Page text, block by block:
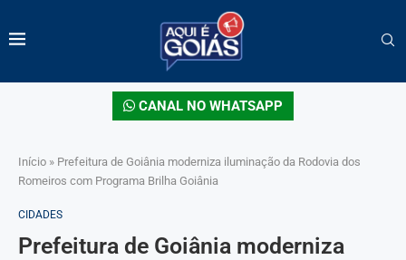
CANAL NO WHATSAPP
Início » Prefeitura de Goiânia moderniza iluminação da Rodovia dos
Romeiros com Programa Brilha Goiânia
CIDADES
Prefeitura de Goiânia moderniza